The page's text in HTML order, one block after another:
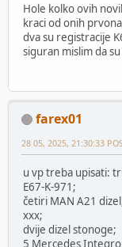
Hole kolko ovih
kraci od onih
dva su registracije
siguran mislim da
farex01
28 05, 2025, 21:30:33
u vp treba upisati:
E67-K-971;
četiri MAN A21
xxx;
dvije dizel stonoge;
5 Mercedes